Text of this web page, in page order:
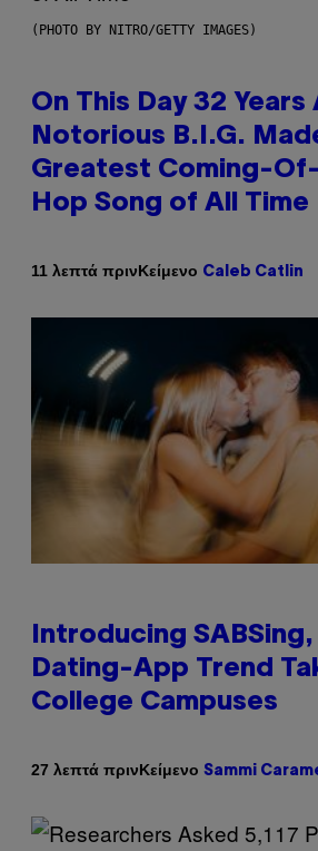
(PHOTO BY NITRO/GETTY IMAGES)
On This Day 32 Years
Notorious B.I.G.
Greatest Coming-
Hop Song of All Time
11 λεπτά πρινΚείμενο Caleb Catlin
Introducing
Dating-App Trend
College Campuses
27 λεπτά πρινΚείμενο Sammi